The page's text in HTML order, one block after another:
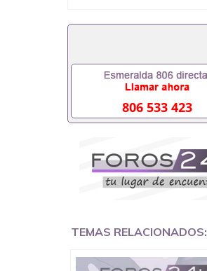
806 533 423
TEMAS RELACIONADOS: